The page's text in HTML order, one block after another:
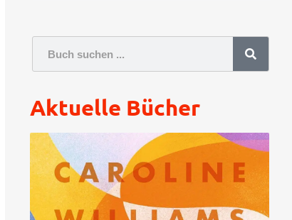
Aktuelle Bücher